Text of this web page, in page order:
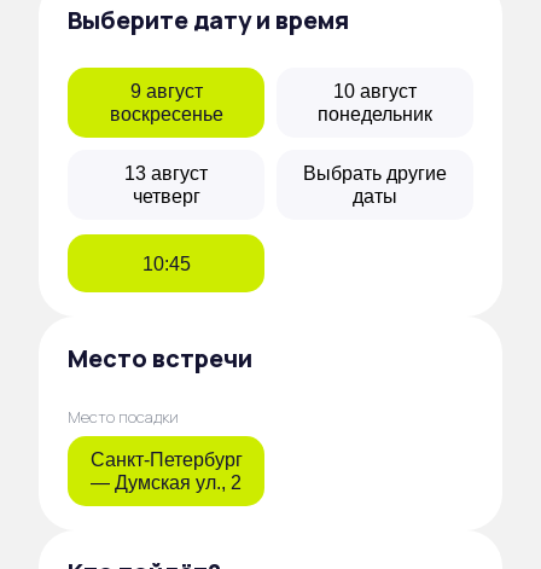
Выберите дату и время
9 август
воскресенье
10 август
понедельник
13 август
четверг
Выбрать другие
даты
10:45
Место встречи
Место посадки
Санкт-Петербург
— Думская ул., 2